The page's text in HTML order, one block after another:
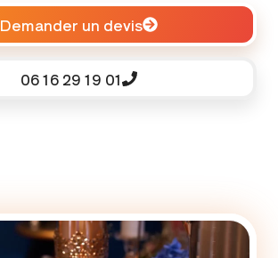
Demander un devis
06 16 29 19 01